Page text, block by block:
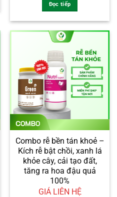
Đọc tiếp
Combo rễ bền tán khoẻ –
Kích rễ bật chồi, xanh lá
khỏe cây, cải tạo đất,
tăng ra hoa đậu quả
100%
GIÁ LIÊN HỆ